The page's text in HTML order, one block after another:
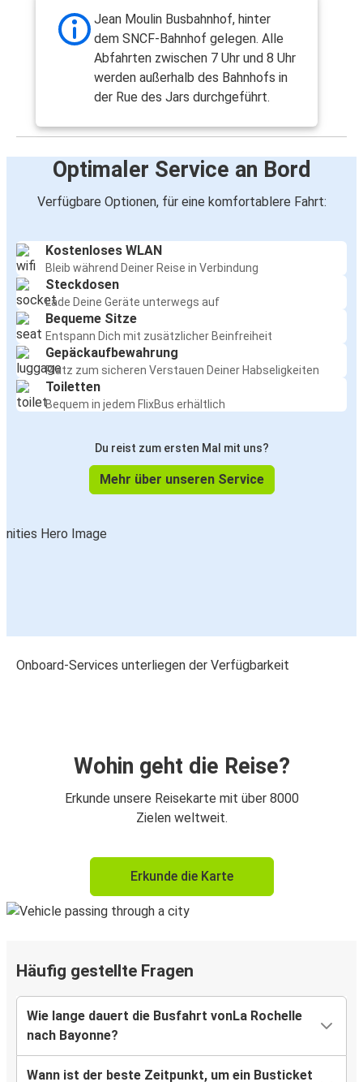
Jean Moulin Busbahnhof, hinter
dem SNCF-Bahnhof gelegen. Alle
Abfahrten zwischen 7 Uhr und 8 Uhr
werden außerhalb des Bahnhofs in
der Rue des Jars durchgeführt.
Optimaler Service an Bord
Verfügbare Optionen, für eine komfortablere Fahrt:
Kostenloses WLAN
Bleib während Deiner Reise in Verbindung
Steckdosen
Lade Deine Geräte unterwegs auf
Bequeme Sitze
Entspann Dich mit zusätzlicher Beinfreiheit
Gepäckaufbewahrung
Platz zum sicheren Verstauen Deiner Habseligkeiten
Toiletten
Bequem in jedem FlixBus erhältlich
Du reist zum ersten Mal mit uns?
Mehr über unseren Service
Onboard-Services unterliegen der Verfügbarkeit
Wohin geht die Reise?
Erkunde unsere Reisekarte mit über 8000
Zielen weltweit.
Erkunde die Karte
Häufig gestellte Fragen
Wie lange dauert die Busfahrt vonLa Rochelle
nach Bayonne?
Wann ist der beste Zeitpunkt, um ein Busticket